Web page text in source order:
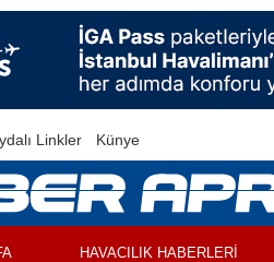
Linkler Künye
HAVACILIK HABERLERİ